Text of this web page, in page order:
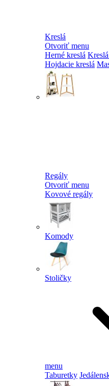
Kreslá
Otvoriť menu
Herné kreslá
Hojdacie kreslá
Regály
Otvoriť menu
Kovové regály
Komody
Stoličky
menu
Taburetky